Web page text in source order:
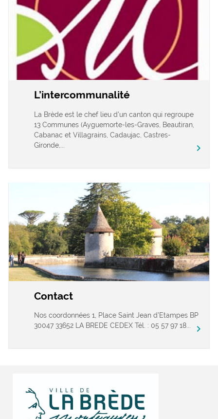
L’intercommunalité
La Brède est le chef lieu d’un canton qui regroupe
13 Communes (Ayguemorte-les-Graves, Beautiran,
Cabanac et Villagrains, Cadaujac, Castres-
Gironde,...
chevron_right
Contact
Nos coordonnées 1, Place Saint Jean d’Etampes BP
30047 33652 LA BREDE CEDEX Tél. : 05 57 97 18...
chevron_right